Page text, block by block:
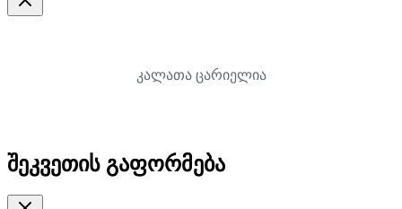
კალათა ცარიელია
შეკვეთის გაფორმება